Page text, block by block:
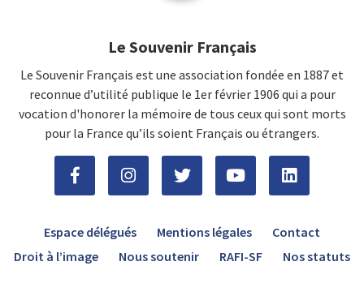
Le Souvenir Français
Le Souvenir Français est une association fondée en 1887 et
reconnue d’utilité publique le 1er février 1906 qui a pour
vocation d'honorer la mémoire de tous ceux qui sont morts
pour la France qu’ils soient Français ou étrangers.
Espace délégués Mentions légales
Contact
Droit à l’image
Nous soutenir RAFI-SF Nos statuts